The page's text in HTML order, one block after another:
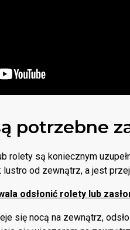
potrzebne
rolety są koniecznym
lustro od zewnątrz, a jest
odsłonić rolety lub
się nocą na zewnątrz,